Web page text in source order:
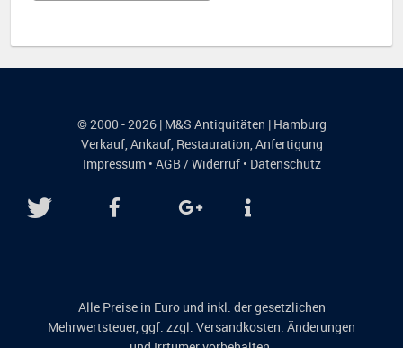
© 2000 - 2026 | M&S Antiquitäten | Hamburg
Verkauf,Ankauf, Restauration,Anfertigung
Impressum• AGB / Widerruf• Datenschutz
Alle Preise in Euro und inkl. der gesetzlichen
Mehrwertsteuer, ggf. zzgl. Versandkosten. Änderungen